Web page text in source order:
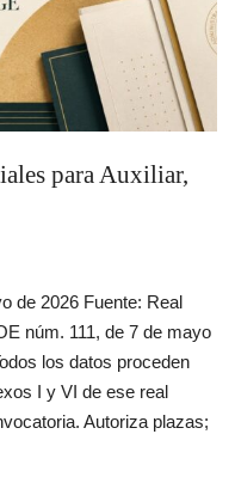
para Auxiliar,
de 2026 Fuente: Real
núm. 111, de 7 de mayo
los datos proceden
I y VI de ese real
Autoriza plazas;